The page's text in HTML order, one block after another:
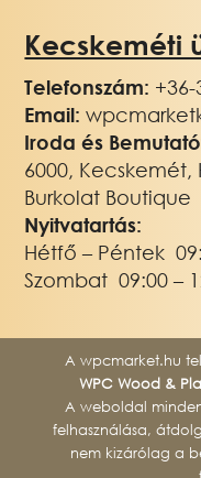
Kecskeméti
Telefonszám: +36-
Email:
Iroda és
6000, Kecskemét,
Burkolat Boutique
Nyitvatartás:
Hétfő – Péntek
Szombat 09:00 –
A wpcmarket.hu
WPC Wood &
A weboldal
felhasználása,
nem kizárólag a